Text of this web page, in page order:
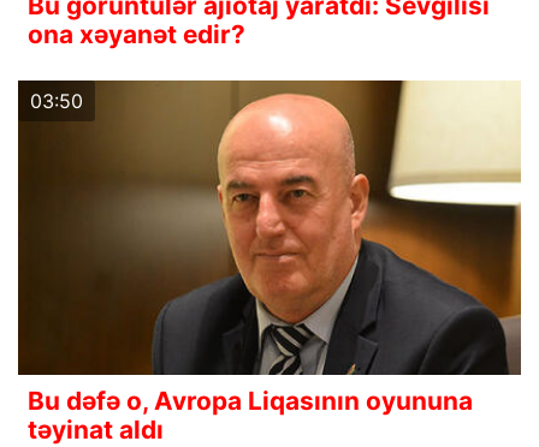
ona xəyanət edir?
03:50
Bu dəfə o, Avropa Liqasının oyununa
təyinat aldı